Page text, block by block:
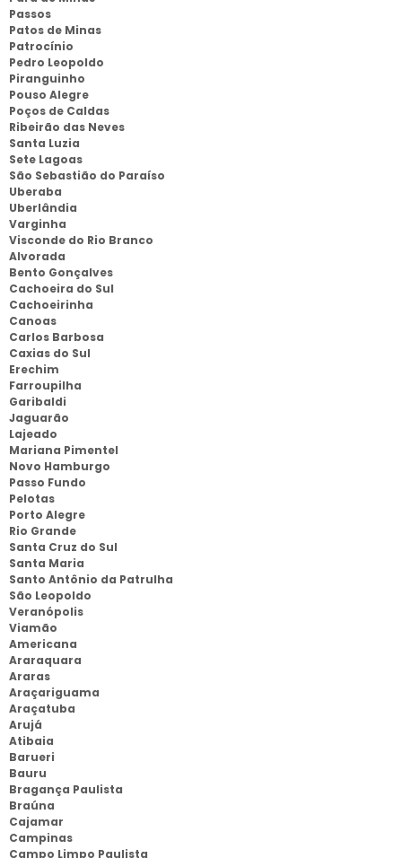
Passos
Patos de Minas
Patrocínio
Pedro Leopoldo
Piranguinho
Pouso Alegre
Poços de Caldas
Ribeirão das Neves
Santa Luzia
Sete Lagoas
São Sebastião do Paraíso
Uberaba
Uberlândia
Varginha
Visconde do Rio Branco
Alvorada
Bento Gonçalves
Cachoeira do Sul
Cachoeirinha
Canoas
Carlos Barbosa
Caxias do Sul
Erechim
Farroupilha
Garibaldi
Jaguarão
Lajeado
Mariana Pimentel
Novo Hamburgo
Passo Fundo
Pelotas
Porto Alegre
Rio Grande
Santa Cruz do Sul
Santa Maria
Santo Antônio da Patrulha
São Leopoldo
Veranópolis
Viamão
Americana
Araraquara
Araras
Araçariguama
Araçatuba
Arujá
Atibaia
Barueri
Bauru
Bragança Paulista
Braúna
Cajamar
Campinas
Campo Limpo Paulista